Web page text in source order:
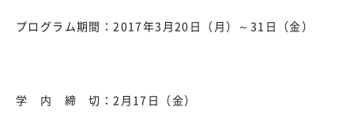
プログラム期間：2017年3月20日（月）～31日（金）
学 内 締 切：2月17日（金）